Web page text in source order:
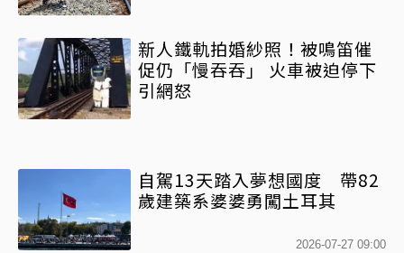
新人鐵軌拍婚紗照！被鳴笛催
促仍「慢吞吞」 火車被迫停下
引網怒
自駕13天踏入夢想國度 帶82
歲建築系婆婆勇闖土耳其
2026-07-27 09:00